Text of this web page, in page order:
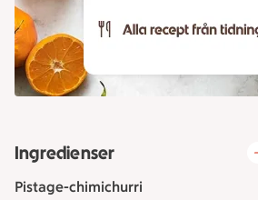
Ingredienser
Pistage-chimichurri